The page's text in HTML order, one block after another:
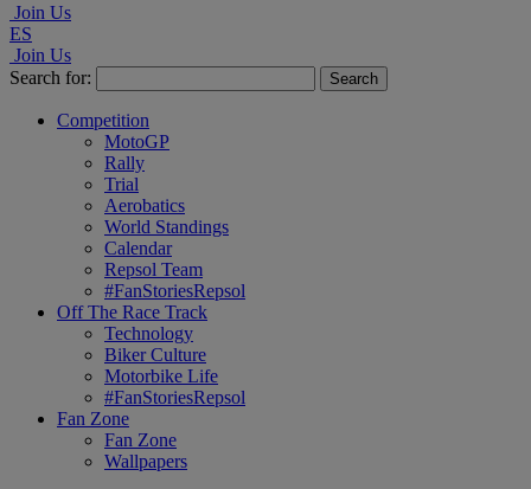
Join Us
ES
Join Us
Search for:
Competition
MotoGP
Rally
Trial
Aerobatics
World Standings
Calendar
Repsol Team
#FanStoriesRepsol
Off The Race Track
Technology
Biker Culture
Motorbike Life
#FanStoriesRepsol
Fan Zone
Fan Zone
Wallpapers